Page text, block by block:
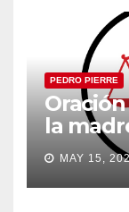
PEDRO PIERRE
la
MAY 15,